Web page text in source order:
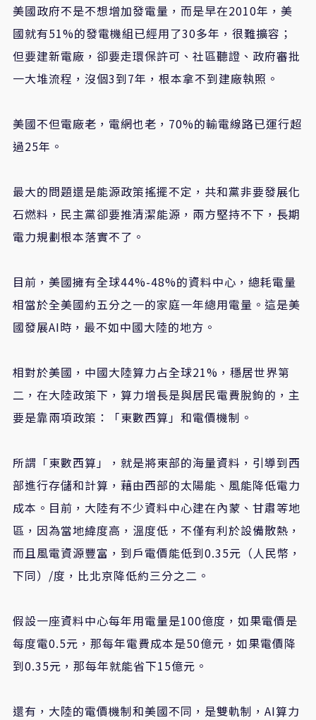
美國政府不是不想增加發電量，而是早在2010年，美
國就有51%的發電機組已經用了30多年，很難擴容；
但要建新電廠，卻要走環保許可、社區聽證、政府審批
一大堆流程，沒個3到7年，根本拿不到建廠執照。
美國不但電廠老，電網也老，70%的輸電線路已運行超
過25年。
最大的問題還是能源政策搖擺不定，共和黨非要發展化
石燃料，民主黨卻要推清潔能源，兩方堅持不下，長期
電力規劃根本落實不了。
目前，美國擁有全球44%-48%的資料中心，總耗電量
相當於全美國約五分之一的家庭一年總用電量。這是美
國發展AI時，最不如中國大陸的地方。
相對於美國，中國大陸算力占全球21%，穩居世界第
二，在大陸政策下，算力增長是與居民電費脫鉤的，主
要是靠兩項政策：「東數西算」和電價機制。
所謂「東數西算」，就是將東部的海量資料，引導到西
部進行存儲和計算，藉由西部的太陽能、風能降低電力
成本。目前，大陸有不少資料中心建在內蒙、甘肅等地
區，因為當地緯度高，溫度低，不僅有利於設備散熱，
而且風電資源豐富，到戶電價能低到0.35元（人民幣，
下同）/度，比北京降低約三分之二。
假設一座資料中心每年用電量是100億度，如果電價是
每度電0.5元，那每年電費成本是50億元，如果電價降
到0.35元，那每年就能省下15億元。
還有，大陸的電價機制和美國不同，是雙軌制，AI算力